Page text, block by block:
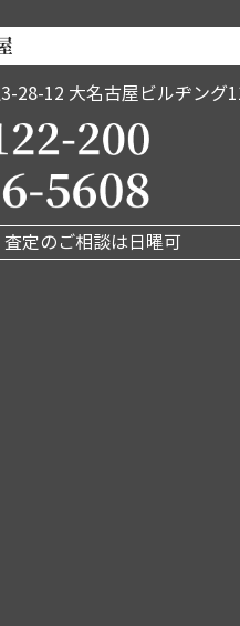
28-12 大名古屋ビルヂング
定のご相談は日曜可